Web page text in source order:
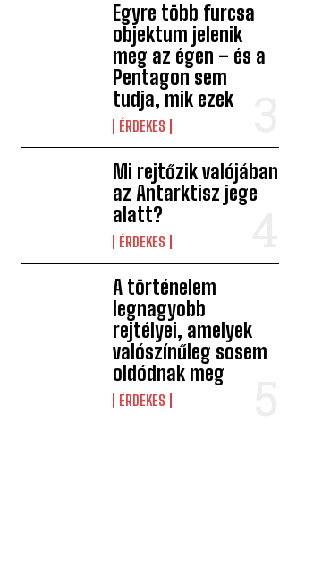
Egyre több furcsa
objektum jelenik
meg az égen – és a
Pentagon sem
tudja, mik ezek
ÉRDEKES
Mi rejtőzik valójában
az Antarktisz jege
alatt?
ÉRDEKES
A történelem
legnagyobb
rejtélyei, amelyek
valószínűleg sosem
oldódnak meg
ÉRDEKES